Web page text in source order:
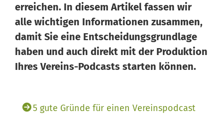
erreichen. In diesem Artikel fassen wir
alle wichtigen Informationen zusammen,
damit Sie eine Entscheidungsgrundlage
haben und auch direkt mit der Produktion
Ihres Vereins-Podcasts starten können.
5 gute Gründe für einen Vereinspodcast
Vereinswelt. Ich gebe Ihnen schnell Antworten aus dem
Wissen von 14 erfahrenen Vereinsexperten. Und falls ich
einmal nicht weiterweiß, können Sie sich jederzeit an
unsere 14 Experten wenden – sie stehen Ihnen persönlich
mit Rat und Tat zur Seite.